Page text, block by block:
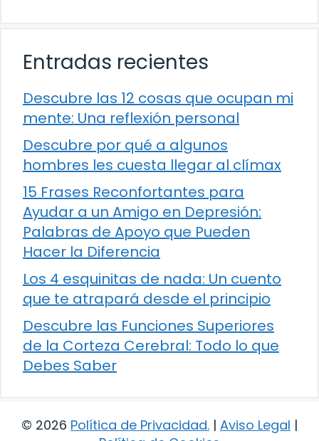
Entradas recientes
Descubre las 12 cosas que ocupan mi
mente: Una reflexión personal
Descubre por qué a algunos
hombres les cuesta llegar al clímax
15 Frases Reconfortantes para
Ayudar a un Amigo en Depresión:
Palabras de Apoyo que Pueden
Hacer la Diferencia
Los 4 esquinitas de nada: Un cuento
que te atrapará desde el principio
Descubre las Funciones Superiores
de la Corteza Cerebral: Todo lo que
Debes Saber
© 2026 Política de Privacidad. | Aviso Legal |